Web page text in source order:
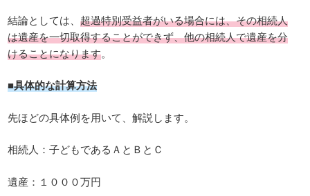
結論としては、超過特別受益者がいる場合には、その相続人
は遺産を一切取得することができず、他の相続人で遺産を分
けることになります。
■具体的な計算方法
先ほどの具体例を用いて、解説します。
相続人：子どもであるＡとＢとＣ
遺産：１０００万円